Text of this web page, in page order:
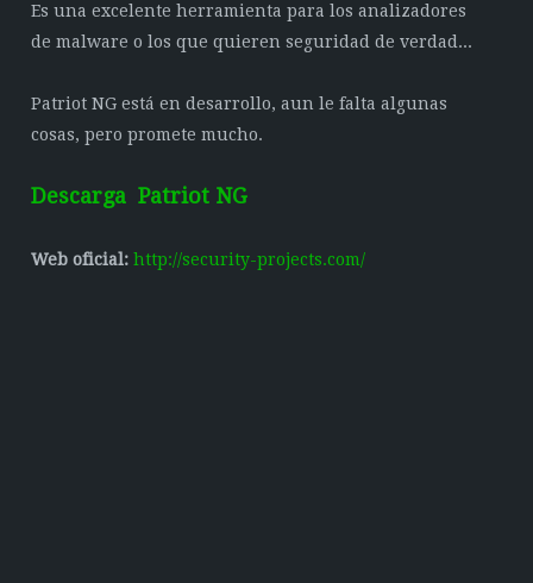
Es una excelente herramienta para los analizadores
de malware o los que quieren seguridad de verdad...
Patriot NG está en desarrollo, aun le falta algunas
cosas, pero promete mucho.
Descarga Patriot NG
Web oficial: http://security-projects.com/